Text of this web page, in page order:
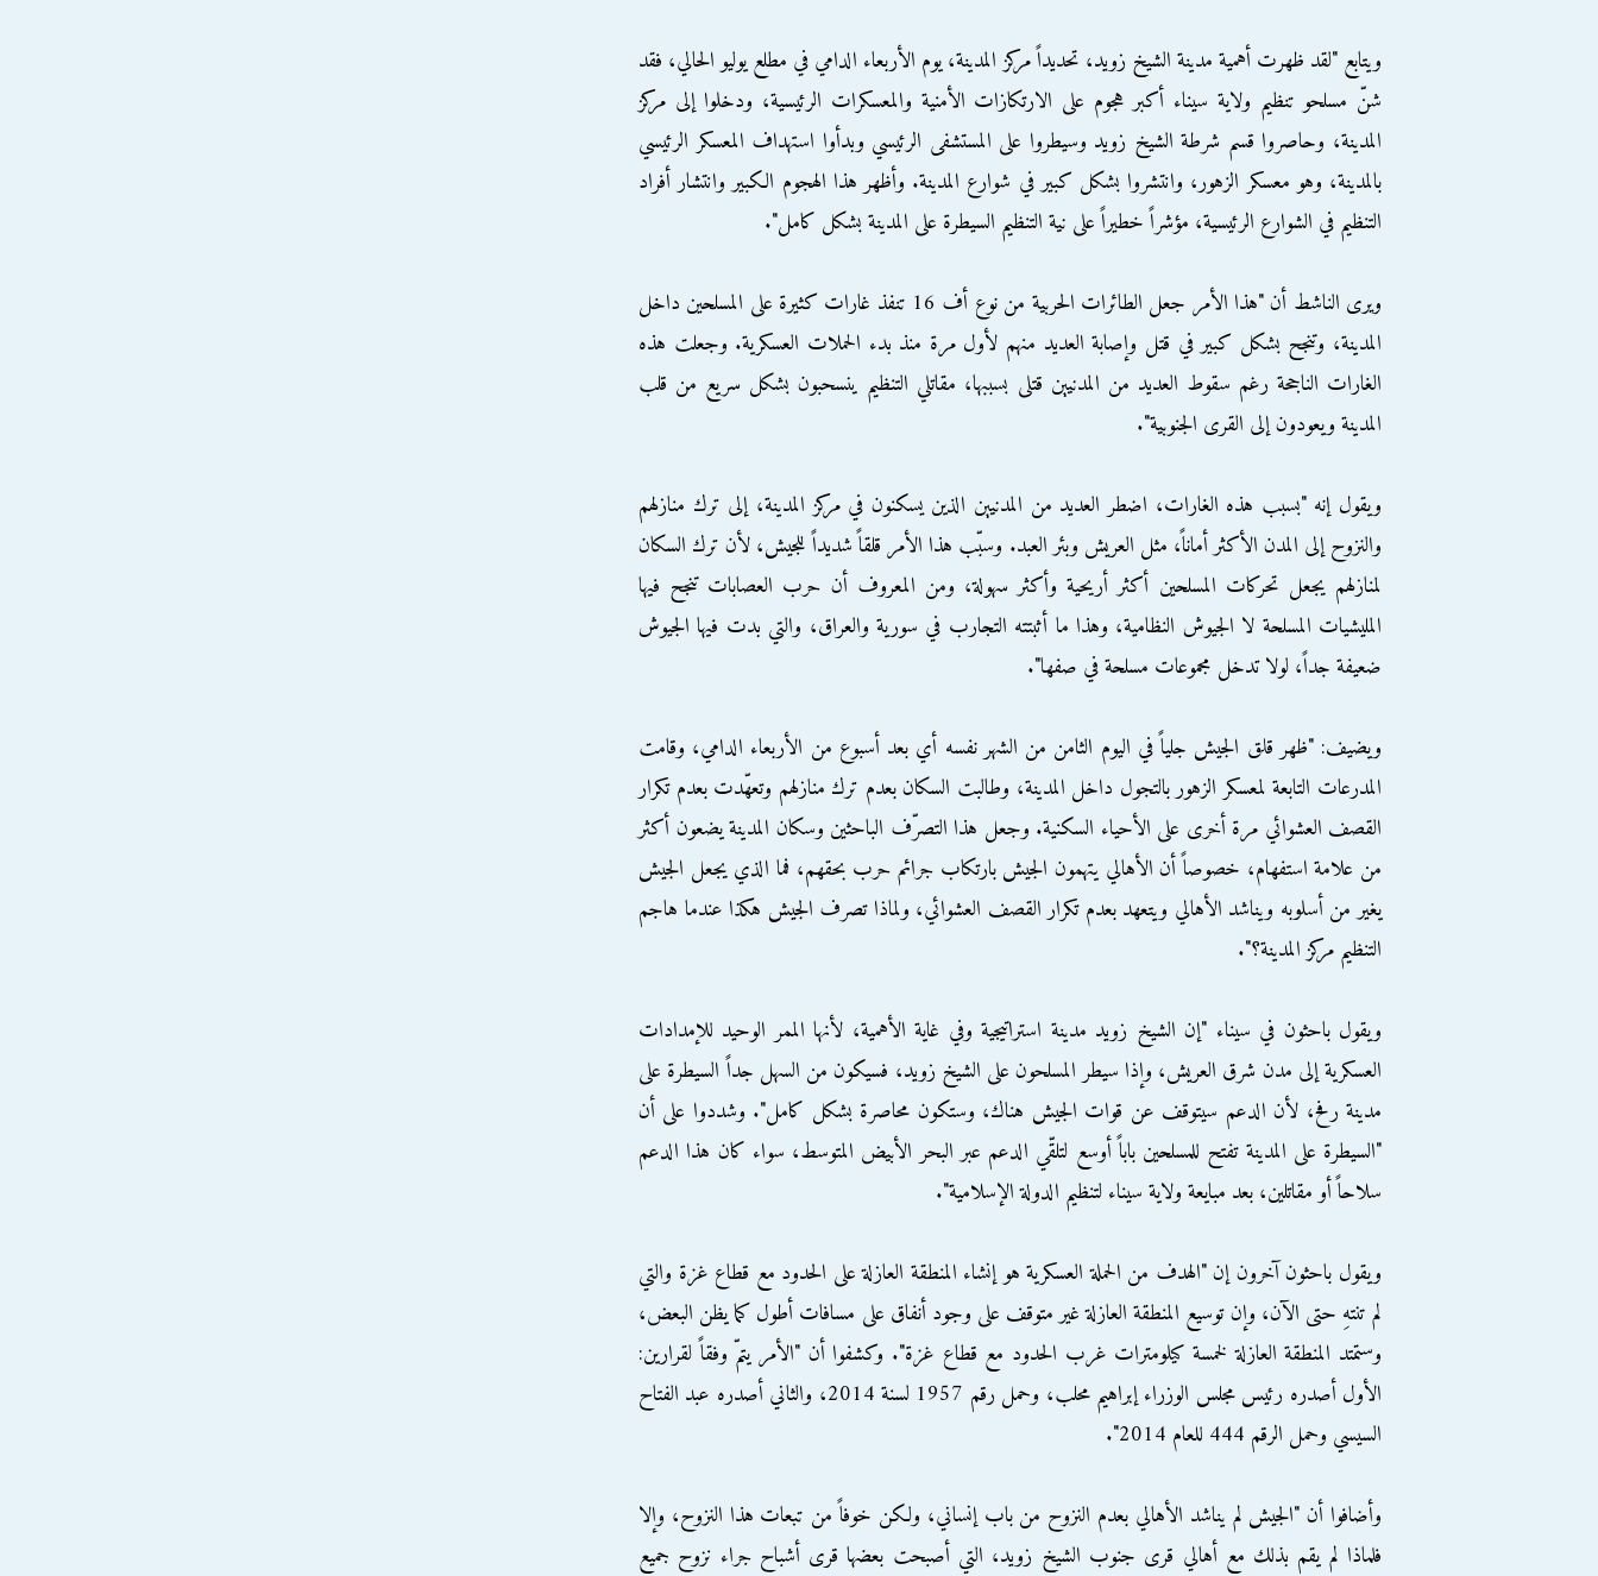
ويتابع "لقد ظهرت أهمية مدينة الشيخ زويد، تحديداً مركز المدينة، يوم الأربعاء الدامي في مطلع يوليو الحالي، فقد
شنّ مسلحو تنظيم ولاية سيناء أكبر هجوم على الارتكازات الأمنية والمعسكرات الرئيسية، ودخلوا إلى مركز
المدينة، وحاصروا قسم شرطة الشيخ زويد وسيطروا على المستشفى الرئيسي وبدأوا استهداف المعسكر الرئيسي
بالمدينة، وهو معسكر الزهور، وانتشروا بشكل كبير في شوارع المدينة. وأظهر هذا الهجوم الكبير وانتشار أفراد
التنظيم في الشوارع الرئيسية، مؤشراً خطيراً على نية التنظيم السيطرة على المدينة بشكل كامل".
ويرى الناشط أن "هذا الأمر جعل الطائرات الحربية من نوع أف 16 تنفذ غارات كثيرة على المسلحين داخل
المدينة، وتنجح بشكل كبير في قتل وإصابة العديد منهم لأول مرة منذ بدء الحملات العسكرية. وجعلت هذه
الغارات الناجحة رغم سقوط العديد من المدنيين قتلى بسببها، مقاتلي التنظيم ينسحبون بشكل سريع من قلب
المدينة ويعودون إلى القرى الجنوبية".
ويقول إنه "بسبب هذه الغارات، اضطر العديد من المدنيين الذين يسكنون في مركز المدينة، إلى ترك منازلهم
والنزوح إلى المدن الأكثر أماناً، مثل العريش وبئر العبد. وسبّب هذا الأمر قلقاً شديداً للجيش، لأن ترك السكان
لمنازلهم يجعل تحركات المسلحين أكثر أريحية وأكثر سهولة، ومن المعروف أن حرب العصابات تنجح فيها
المليشيات المسلحة لا الجيوش النظامية، وهذا ما أثبتته التجارب في سورية والعراق، والتي بدت فيها الجيوش
ضعيفة جداً، لولا تدخل مجموعات مسلحة في صفها".
ويضيف: "ظهر قلق الجيش جلياً في اليوم الثامن من الشهر نفسه أي بعد أسبوع من الأربعاء الدامي، وقامت
المدرعات التابعة لمعسكر الزهور بالتجول داخل المدينة، وطالبت السكان بعدم ترك منازلهم وتعهّدت بعدم تكرار
القصف العشوائي مرة أخرى على الأحياء السكنية. وجعل هذا التصرّف الباحثين وسكان المدينة يضعون أكثر
من علامة استفهام، خصوصاً أن الأهالي يتهمون الجيش بارتكاب جرائم حرب بحقهم، فما الذي يجعل الجيش
يغير من أسلوبه ويناشد الأهالي ويتعهد بعدم تكرار القصف العشوائي، ولماذا تصرف الجيش هكذا عندما هاجم
التنظيم مركز المدينة؟".
ويقول باحثون في سيناء "إن الشيخ زويد مدينة استراتيجية وفي غاية الأهمية، لأنها الممر الوحيد للإمدادات
العسكرية إلى مدن شرق العريش، وإذا سيطر المسلحون على الشيخ زويد، فسيكون من السهل جداً السيطرة على
مدينة رفح، لأن الدعم سيتوقف عن قوات الجيش هناك، وستكون محاصرة بشكل كامل". وشددوا على أن
"السيطرة على المدينة تفتح للمسلحين باباً أوسع لتلقّي الدعم عبر البحر الأبيض المتوسط، سواء كان هذا الدعم
سلاحاً أو مقاتلين، بعد مبايعة ولاية سيناء لتنظيم الدولة الإسلامية".
ويقول باحثون آخرون إن "الهدف من الحملة العسكرية هو إنشاء المنطقة العازلة على الحدود مع قطاع غزة والتي
لم تنتهِ حتى الآن، وإن توسيع المنطقة العازلة غير متوقف على وجود أنفاق على مسافات أطول كما يظن البعض،
وستمتد المنطقة العازلة لخمسة كيلومترات غرب الحدود مع قطاع غزة". وكشفوا أن "الأمر يتمّ وفقاً لقرارين:
الأول أصدره رئيس مجلس الوزراء إبراهيم محلب، وحمل رقم 1957 لسنة 2014، والثاني أصدره عبد الفتاح
السيسي وحمل الرقم 444 للعام 2014".
وأضافوا أن "الجيش لم يناشد الأهالي بعدم النزوح من باب إنساني، ولكن خوفاً من تبعات هذا النزوح، وإلا
فلماذا لم يقم بذلك مع أهالي قرى جنوب الشيخ زويد، التي أصبحت بعضها قرى أشباح جراء نزوح جميع